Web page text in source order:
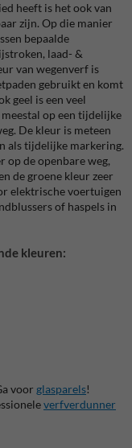
heeft is het ook van
zijn. Op die manier
bepaalde
laad- &
van wegenverf is
gebruikt en komt
geel is een veel
op een tijdelijke
De kleur is meteen
als tijdelijke markering.
op de openbare weg,
de groene kleur zeer
elektrische voertuigen
of haspels in
kleuren:
voor glasparels!
verfverdunner